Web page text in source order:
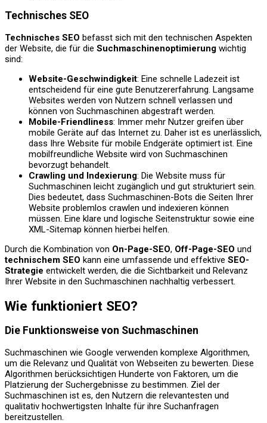
Technisches SEO
Technisches SEO befasst sich mit den technischen Aspekten
der Website, die für die Suchmaschinenoptimierung wichtig
sind:
Website-Geschwindigkeit: Eine schnelle Ladezeit ist
entscheidend für eine gute Benutzererfahrung. Langsame
Websites werden von Nutzern schnell verlassen und
können von Suchmaschinen abgestraft werden.
Mobile-Friendliness: Immer mehr Nutzer greifen über
mobile Geräte auf das Internet zu. Daher ist es unerlässlich,
dass Ihre Website für mobile Endgeräte optimiert ist. Eine
mobilfreundliche Website wird von Suchmaschinen
bevorzugt behandelt.
Crawling und Indexierung: Die Website muss für
Suchmaschinen leicht zugänglich und gut strukturiert sein.
Dies bedeutet, dass Suchmaschinen-Bots die Seiten Ihrer
Website problemlos crawlen und indexieren können
müssen. Eine klare und logische Seitenstruktur sowie eine
XML-Sitemap können hierbei helfen.
Durch die Kombination von On-Page-SEO, Off-Page-SEO und
technischem SEO kann eine umfassende und effektive SEO-
Strategie entwickelt werden, die die Sichtbarkeit und Relevanz
Ihrer Website in den Suchmaschinen nachhaltig verbessert.
Wie funktioniert SEO?
Die Funktionsweise von Suchmaschinen
Suchmaschinen wie Google verwenden komplexe Algorithmen,
um die Relevanz und Qualität von Webseiten zu bewerten. Diese
Algorithmen berücksichtigen Hunderte von Faktoren, um die
Platzierung der Suchergebnisse zu bestimmen. Ziel der
Suchmaschinen ist es, den Nutzern die relevantesten und
qualitativ hochwertigsten Inhalte für ihre Suchanfragen
bereitzustellen.